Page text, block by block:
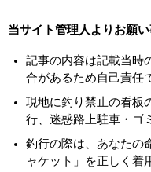
当サイト管理人よりお願
記事の内容は記載当時
合があるため自己責任
現地に釣り禁止の看板
行、迷惑路上駐車・ゴ
釣行の際は、あなたの
ャケット」を正しく着